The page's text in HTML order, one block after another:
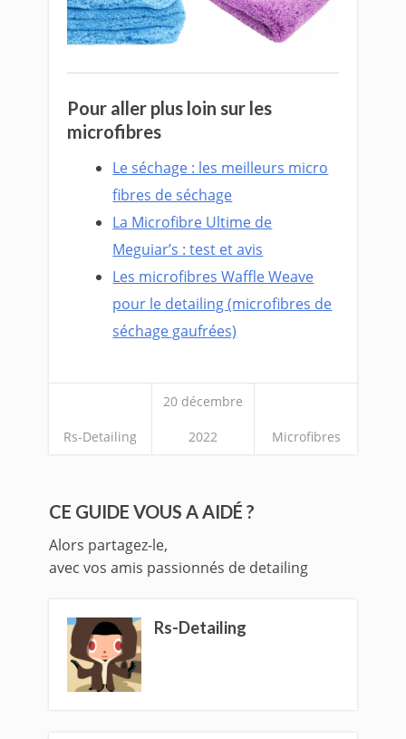
Pour aller plus loin sur les
microfibres
Le séchage : les meilleurs micro
fibres de séchage
La Microfibre Ultime de
Meguiar’s : test et avis
Les microfibres Waffle Weave
pour le detailing (microfibres de
séchage gaufrées)
Rs-Detailing
20 décembre
2022 Microfibres
CE GUIDE VOUS A AIDÉ ?
Alors partagez-le,
avec vos amis passionnés de detailing
Rs-Detailing